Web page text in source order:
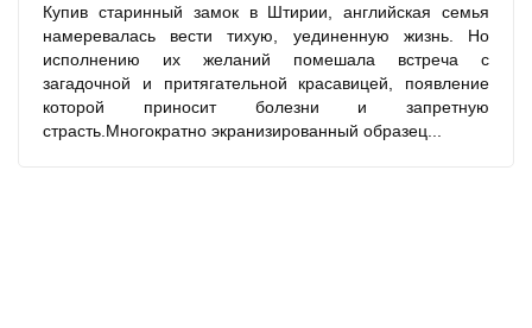
Купив старинный замок в Штирии, английская семья
намеревалась вести тихую, уединенную жизнь. Но
исполнению их желаний помешала встреча с
загадочной и притягательной красавицей, появление
которой приносит болезни и запретную
страсть.Многократно экранизированный образец...